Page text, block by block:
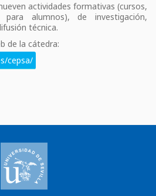
actividades formativas (cursos,
alumnos), de investigación,
técnica.
de la cátedra:
cepsa/